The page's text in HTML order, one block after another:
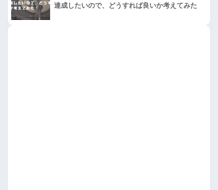
達成したいので、どうすれば良いか考えてみた